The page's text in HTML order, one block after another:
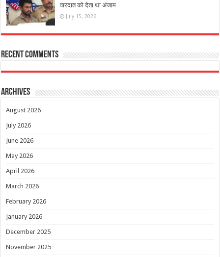
वारदात को देता था अंजाम
July 15, 2026
Recent Comments
Archives
August 2026
July 2026
June 2026
May 2026
April 2026
March 2026
February 2026
January 2026
December 2025
November 2025